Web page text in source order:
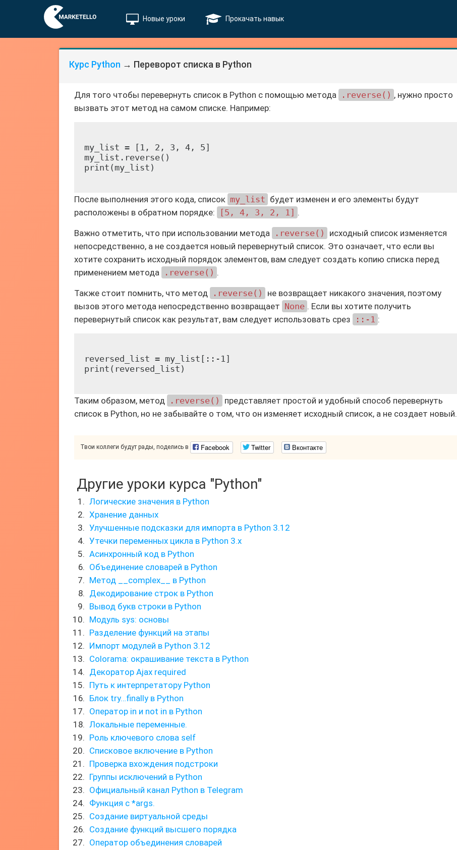
Новые уроки Прокачать навык
Курс Python → Переворот списка в Python
Для того чтобы перевернуть список в Python с помощью метода .reverse() , нужно просто
вызвать этот метод на самом списке. Например:
my_list = [1, 2, 3, 4, 5]
my_list.reverse()
После выполнения этого кода, список my_list будет изменен и его элементы будут
расположены в обратном порядке:
[5, 4, 3, 2, 1] .
Важно отметить, что при использовании метода .reverse()
исходный список изменяется
непосредственно, а не создается новый перевернутый список. Это означает, что если вы
хотите сохранить исходный порядок элементов, вам следует создать копию списка перед
применением метода
.reverse() .
Также стоит помнить, что метод .reverse()
не возвращает никакого значения, поэтому
вызов этого метода непосредственно возвращает None . Если вы хотите получить
перевернутый список как результат, вам следует использовать срез
::-1 :
reversed_list = my_list[::-1]
Таким образом, метод .reverse()
представляет простой и удобный способ перевернуть
список в Python, но не забывайте о том, что он изменяет исходный список, а не создает новый.
Твои коллеги будут рады, поделись в Facebook Twitter Вконтакте
Другие уроки курса "Python"
Логические значения в Python
Хранение данных
Улучшенные подсказки для импорта в Python 3.12
Утечки переменных цикла в Python 3.x
Асинхронный код в Python
Объединение словарей в Python
Метод __complex__ в Python
Декодирование строк в Python
Вывод букв строки в Python
Модуль sys: основы
Разделение функций на этапы
Импорт модулей в Python 3.12
Colorama: окрашивание текста в Python
Декоратор Ajax required
Путь к интерпретатору Python
Блок try…finally в Python
Оператор in и not in в Python
Локальные переменные.
Роль ключевого слова self
Списковое включение в Python
Проверка вхождения подстроки
Группы исключений в Python
Официальный канал Python в Telegram
Функция с *args.
Создание виртуальной среды
Создание функций высшего порядка
Оператор объединения словарей